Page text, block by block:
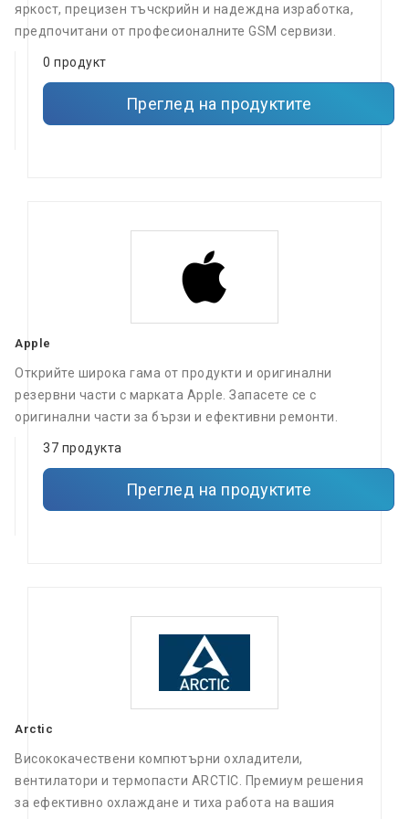
яркост, прецизен тъчскрийн и надеждна изработка,
предпочитани от професионалните GSM сервизи.
0 продукт
Преглед на продуктите
Apple
Открийте широка гама от продукти и оригинални
резервни части с марката Apple. Запасете се с
оригинални части за бързи и ефективни ремонти.
37 продукта
Преглед на продуктите
Arctic
Висококачествени компютърни охладители,
вентилатори и термопасти ARCTIC. Премиум решения
за ефективно охлаждане и тиха работа на вашия